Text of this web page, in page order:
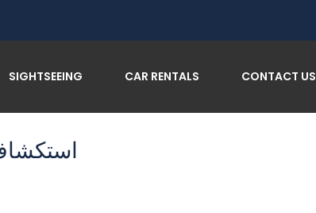
SIGHTSEEING CAR RENTALS CONTACT US